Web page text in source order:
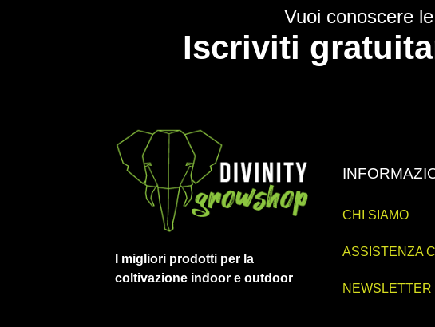
Vuoi conoscere
Iscriviti
I migliori prodotti per la
coltivazione indoor e outdoor
CHI SIAMO
ASSISTENZA
NEWSLETTER